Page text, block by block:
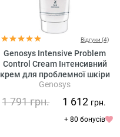
Відгуки (4)
Genosys Intensive Problem
Control Cream Інтенсивний
крем для проблемної шкіри
Genosys
1 791грн. 1 612 грн.
+ 80 бонусів